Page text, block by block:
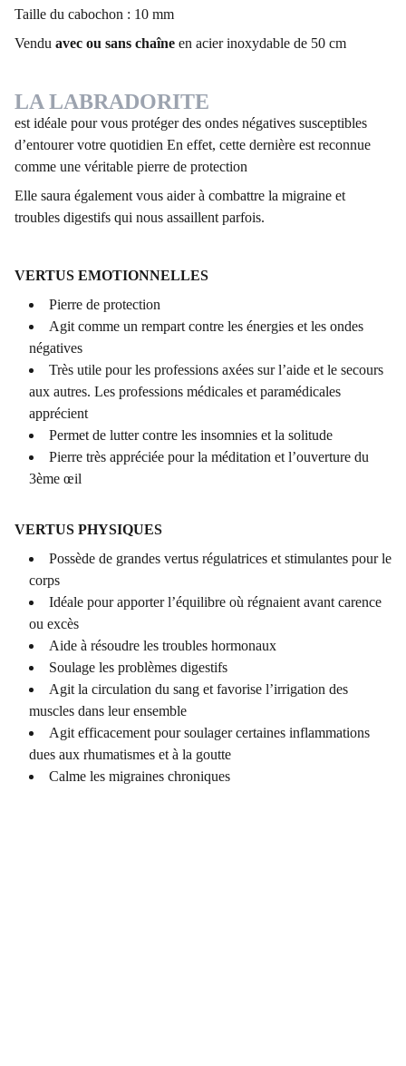
Taille du cabochon : 10 mm
Vendu avec ou sans chaîne en acier inoxydable de 50 cm
LA LABRADORITE
est idéale pour vous protéger des ondes négatives susceptibles
d’entourer votre quotidien En effet, cette dernière est reconnue
comme une véritable pierre de protection
Elle saura également vous aider à combattre la migraine et
troubles digestifs qui nous assaillent parfois.
VERTUS EMOTIONNELLES
Pierre de protection
Agit comme un rempart contre les énergies et les ondes
négatives
Très utile pour les professions axées sur l’aide et le secours
aux autres. Les professions médicales et paramédicales
apprécient
Permet de lutter contre les insomnies et la solitude
Pierre très appréciée pour la méditation et l’ouverture du
3ème œil
VERTUS PHYSIQUES
Possède de grandes vertus régulatrices et stimulantes pour le
corps
Idéale pour apporter l’équilibre où régnaient avant carence
ou excès
Aide à résoudre les troubles hormonaux
Soulage les problèmes digestifs
Agit la circulation du sang et favorise l’irrigation des
muscles dans leur ensemble
Agit efficacement pour soulager certaines inflammations
dues aux rhumatismes et à la goutte
Calme les migraines chroniques